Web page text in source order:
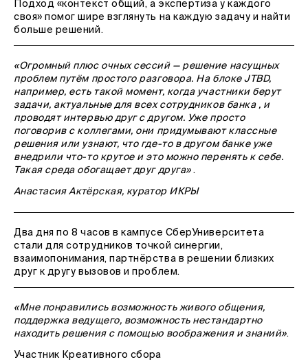
Подход «контекст общий, а экспертиза у каждого
своя» помог шире взглянуть на каждую задачу и найти
больше решений.
«Огромный плюс очных сессий — решение насущных
проблем путём простого разговора. На блоке JTBD,
например, есть такой момент, когда участники берут
задачи, актуальные для всех сотрудников банка , и
проводят интервью друг с другом. Уже просто
поговорив с коллегами, они придумывают классные
решения или узнают, что где-то в другом банке уже
внедрили что-то крутое и это можно перенять к себе.
Такая среда обогащает друг друга».
Анастасия Актёрская, куратор ИКРЫ
Два дня по 8 часов в кампусе СберУниверситета
стали для сотрудников точкой синергии,
взаимопонимания, партнёрства в решении близких
друг к другу вызовов и проблем.
«Мне понравились возможность живого общения,
поддержка ведущего, возможность нестандартно
находить решения с помощью воображения и знаний».
Участник Креативного сбора